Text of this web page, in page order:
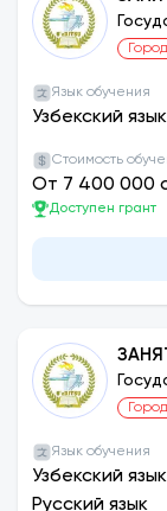
Язык обучения
Узбекский язык
Стоимость
От 7 400 000
Доступен грант
Язык обучения
Узбекский язык
Русский язык